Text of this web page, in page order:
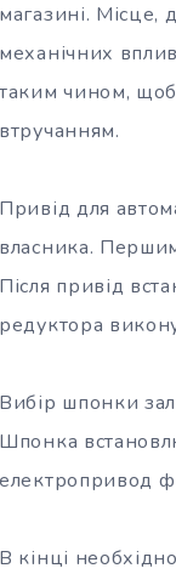
магазині. Місце,
механічних
таким чином,
втручанням.
Привід для
власника.
Після привід
редуктора
Вибір шпонки
Шпонка
електропривод
В кінці